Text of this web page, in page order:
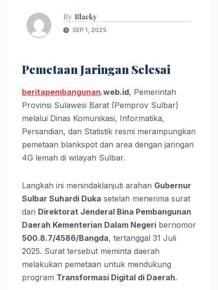
By Blacky
SEP 1, 2025
Pemetaan Jaringan Selesai
beritapembangunan.web.id, Pemerintah
Provinsi Sulawesi Barat (Pemprov Sulbar)
melalui Dinas Komunikasi, Informatika,
Persandian, dan Statistik resmi merampungkan
pemetaan blankspot dan area dengan jaringan
4G lemah di wilayah Sulbar.
Langkah ini menindaklanjuti arahan Gubernur
Sulbar Suhardi Duka setelah menerima surat
dari Direktorat Jenderal Bina Pembangunan
Daerah Kementerian Dalam Negeri bernomor
500.8.7/4586/Bangda, tertanggal 31 Juli
2025. Surat tersebut meminta daerah
melakukan pemetaan untuk mendukung
program Transformasi Digital di Daerah.